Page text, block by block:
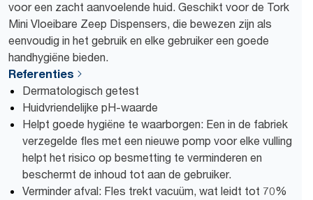
voor een zacht aanvoelende huid. Geschikt voor de Tork
Mini Vloeibare Zeep Dispensers, die bewezen zijn als
eenvoudig in het gebruik en elke gebruiker een goede
handhygiëne bieden.
Referenties
Dermatologisch getest
Huidvriendelijke pH-waarde
Helpt goede hygiëne te waarborgen: Een in de fabriek
verzegelde fles met een nieuwe pomp voor elke vulling
helpt het risico op besmetting te verminderen en
beschermt de inhoud tot aan de gebruiker.
Verminder afval: Fles trekt vacuüm, wat leidt tot 70%